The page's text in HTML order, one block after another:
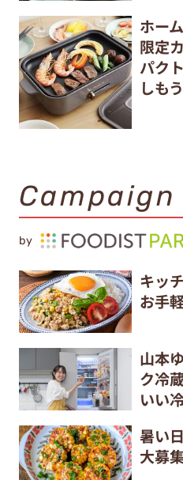
ホー
限定
パク
しも
Campaign
by
キッ
お手
山本
ク冷
いい
暑い
大募